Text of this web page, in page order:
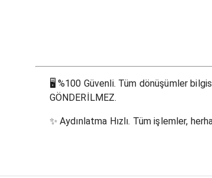
🖥 %100 Güvenli. Tüm dönüşümler
GÖNDERİLMEZ.
✨ Aydınlatma Hızlı. Tüm işlemler,